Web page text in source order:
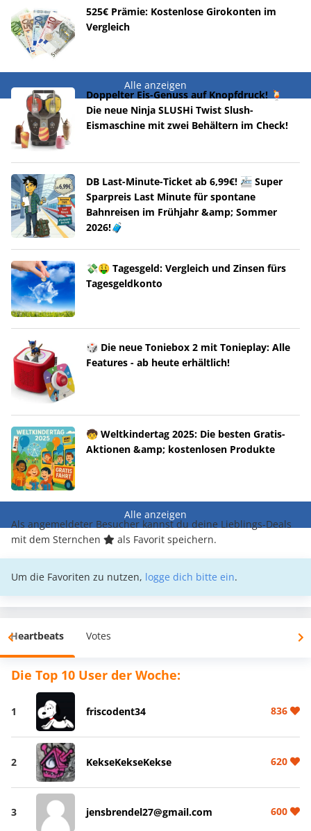
525€ Prämie: Kostenlose Girokonten im
Vergleich
Alle anzeigen
Doppelter Eis-Genuss auf Knopfdruck! 🍹
Die neue Ninja SLUSHi Twist Slush-
Eismaschine mit zwei Behältern im Check!
DB Last-Minute-Ticket ab 6,99€! 🚈 Super
Sparpreis Last Minute für spontane
Bahnreisen im Frühjahr &amp; Sommer
2026!🧳
💸🤑 Tagesgeld: Vergleich und Zinsen fürs
Tagesgeldkonto
🎲 Die neue Toniebox 2 mit Tonieplay: Alle
Features - ab heute erhältlich!
🧒 Weltkindertag 2025: Die besten Gratis-
Aktionen &amp; kostenlosen Produkte
Alle anzeigen
Als angemeldeter Besucher kannst du deine Lieblings-Deals
mit dem Sternchen
als Favorit speichern.
Um die Favoriten zu nutzen, logge dich bitte ein.
Heartbeats Votes
Die Top 10 User der Woche:
1 friscodent34 836
2 KekseKekseKekse 620
3 jensbrendel27@gmail.com 600